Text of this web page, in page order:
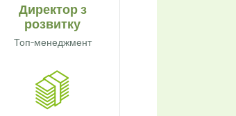
Директор з
розвитку
Топ-менеджмент